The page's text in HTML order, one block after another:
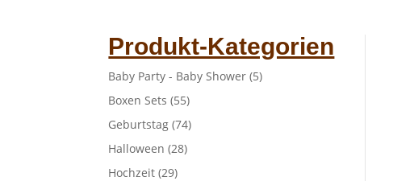
Produkt-Kategorien
Baby Party - Baby Shower (5)
Boxen Sets (55)
Geburtstag (74)
Halloween (28)
Hochzeit (29)